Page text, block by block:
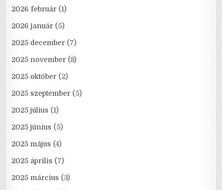
2026 február (1)
2026 január (5)
2025 december (7)
2025 november (8)
2025 október (2)
2025 szeptember (5)
2025 július (1)
2025 június (5)
2025 május (4)
2025 április (7)
2025 március (3)